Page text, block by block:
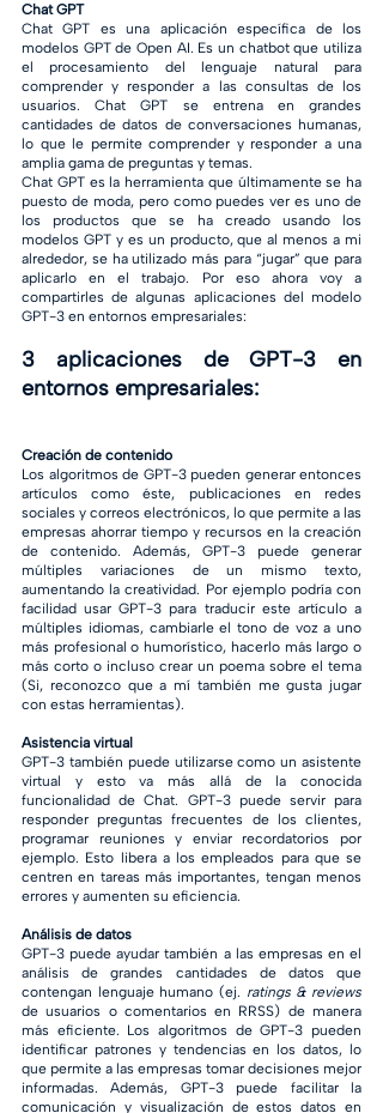
Chat GPT
Chat GPT es una aplicación específica de los
modelos GPT de Open AI. Es un chatbot que utiliza
el procesamiento del lenguaje natural para
comprender y responder a las consultas de los
usuarios. Chat GPT se entrena en grandes
cantidades de datos de conversaciones humanas,
lo que le permite comprender y responder a una
amplia gama de preguntas y temas.
Chat GPT es la herramienta que últimamente se ha
puesto de moda, pero como puedes ver es uno de
los productos que se ha creado usando los
modelos GPT y es un producto, que al menos a mi
alrededor, se ha utilizado más para “jugar” que para
aplicarlo en el trabajo. Por eso ahora voy a
compartirles de algunas aplicaciones del modelo
GPT-3 en entornos empresariales:
3 aplicaciones de GPT-3 en
entornos empresariales:
Creación de contenido
Los algoritmos de GPT-3 pueden generar entonces
artículos como éste, publicaciones en redes
sociales y correos electrónicos, lo que permite a las
empresas ahorrar tiempo y recursos en la creación
de contenido. Además, GPT-3 puede generar
múltiples variaciones de un mismo texto,
aumentando la creatividad. Por ejemplo podría con
facilidad usar GPT-3 para traducir este artículo a
múltiples idiomas, cambiarle el tono de voz a uno
más profesional o humorístico, hacerlo más largo o
más corto o incluso crear un poema sobre el tema
(Si, reconozco que a mí también me gusta jugar
con estas herramientas).
Asistencia virtual
GPT-3 también puede utilizarse como un asistente
virtual y esto va más allá de la conocida
funcionalidad de Chat. GPT-3 puede servir para
responder preguntas frecuentes de los clientes,
programar reuniones y enviar recordatorios por
ejemplo. Esto libera a los empleados para que se
centren en tareas más importantes, tengan menos
errores y aumenten su eficiencia.
Análisis de datos
GPT-3 puede ayudar también a las empresas en el
análisis de grandes cantidades de datos que
contengan lenguaje humano (ej. ratings & reviews
de usuarios o comentarios en RRSS) de manera
más eficiente. Los algoritmos de GPT-3 pueden
identificar patrones y tendencias en los datos, lo
que permite a las empresas tomar decisiones mejor
informadas. Además, GPT-3 puede facilitar la
comunicación y visualización de estos datos en